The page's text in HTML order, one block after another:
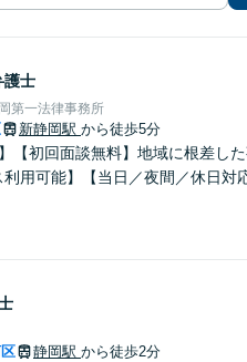
護士
第一法律事務所
新静岡駅 から徒歩5分
【初回面談無料】地域に根差し
用可能】【当日／夜間／休日対
静岡駅 から徒歩2分